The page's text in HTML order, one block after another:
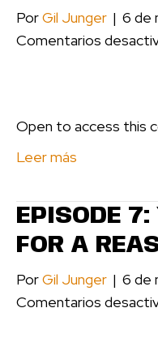
PorGil Junger | 6 de
Comentarios
Open to access this
Leer más
EPISODE 7:
FOR A
PorGil Junger | 6 de
Comentarios